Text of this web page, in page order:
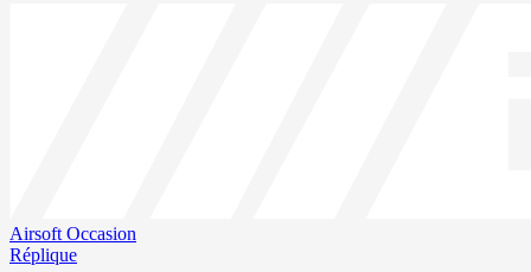
Airsoft Occasion
Réplique